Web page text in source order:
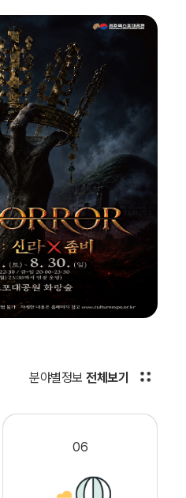
06
분야별정보 전체보기